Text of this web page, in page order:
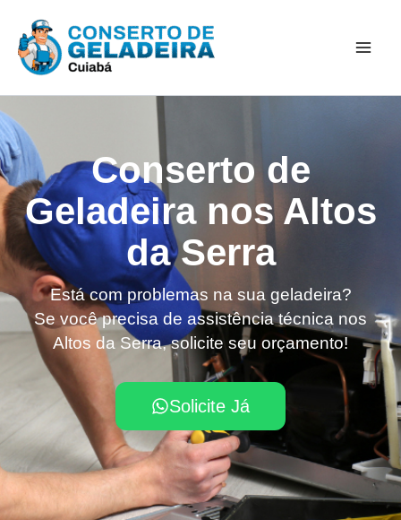
para
Conserto de
Geladeira nos Altos
da Serra
Está com problemas na sua geladeira?
Se você precisa de assistência técnica nos
Altos da Serra, solicite seu orçamento!
Solicite Já